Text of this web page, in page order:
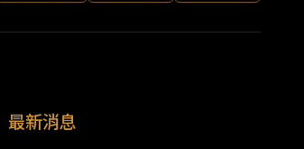
最新消息